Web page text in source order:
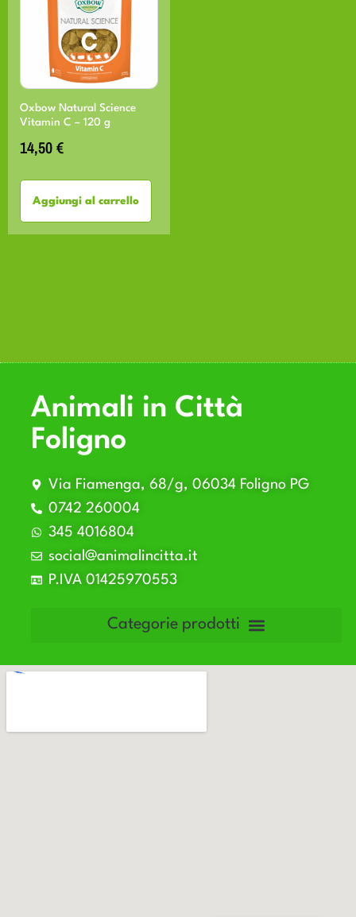
Oxbow Natural Science
Vitamin C – 120 g
14,50€
Aggiungi al carrello
Animali in Città
Foligno
Via Fiamenga, 68/g, 06034 Foligno PG
0742 260004
345 4016804
social@animalincitta.it
P.IVA 01425970553